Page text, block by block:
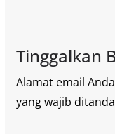
Tinggalkan
Alamat email
yang wajib